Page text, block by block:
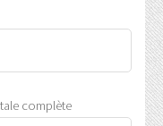
complète